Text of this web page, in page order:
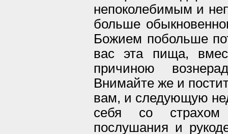
непоколебимым и
больше
Божием побольше
вас эта пища,
причиною
Внимайте же и
вам, и следующую
себя со
послушания и